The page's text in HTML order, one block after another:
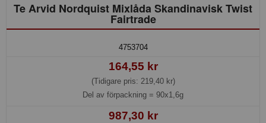
Te Arvid Nordquist Mixlåda Skandinavisk Twist
Fairtrade
4753704
164,55 kr
(Tidigare pris: 219,40 kr)
Del av förpackning = 90x1,6g
987,30 kr